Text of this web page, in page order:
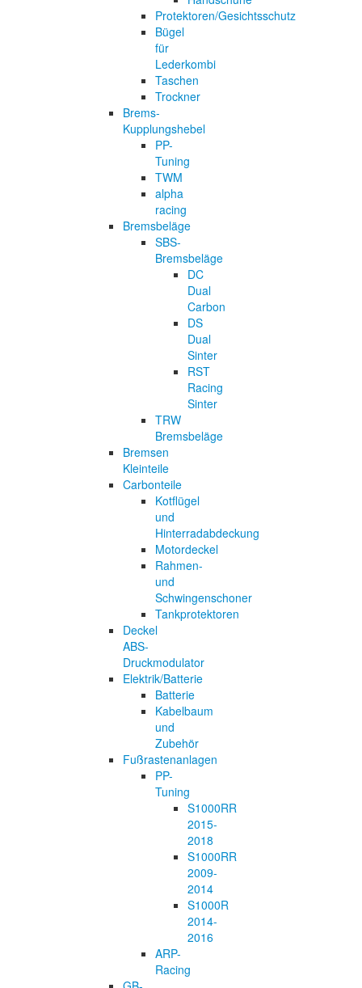
Protektoren/Gesichtsschutz
Bügel
für
Lederkombi
Taschen
Trockner
Brems-
Kupplungshebel
PP-
Tuning
TWM
alpha
racing
Bremsbeläge
SBS-
Bremsbeläge
DC
Dual
Carbon
DS
Dual
Sinter
RST
Racing
Sinter
TRW
Bremsbeläge
Bremsen
Kleinteile
Carbonteile
Kotflügel
und
Hinterradabdeckung
Motordeckel
Rahmen-
und
Schwingenschoner
Tankprotektoren
Deckel
ABS-
Druckmodulator
Elektrik/Batterie
Batterie
Kabelbaum
und
Zubehör
Fußrastenanlagen
PP-
Tuning
S1000RR
2015-
2018
S1000RR
2009-
2014
S1000R
2014-
2016
ARP-
Racing